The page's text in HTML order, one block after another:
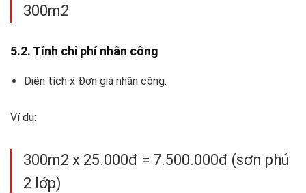
300m2
5.2. Tính chi phí nhân công
Diện tích x Đơn giá nhân công.
Ví dụ:
300m2 x 25.000đ = 7.500.000đ (sơn phủ
2 lớp)